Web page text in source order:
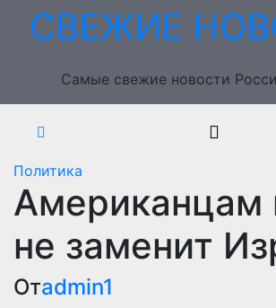
ПерейтиСВЕЖИЕ
Самые свежие новости
Политика
Американцам
не заменит
Отadmin1